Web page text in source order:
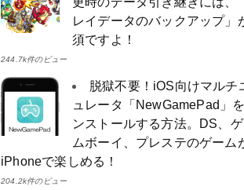
レイデータのバックアップ」
須ですよ！
244.7k件のビュー
脱獄不要！iOS向けマルチ
ュレータ「NewGamePad」
ンストールする方法。DS、
ムボーイ、プレステのゲーム
iPhoneで楽しめる！
204.2k件のビュー